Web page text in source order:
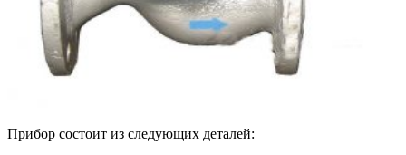
Прибор состоит из следующих деталей: